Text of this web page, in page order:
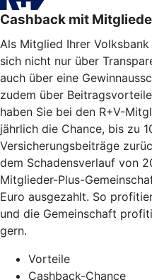
Cashback mit
Als Mitglied Ihrer
sich nicht nur über
auch über eine
zudem über
haben Sie bei den R+V-
jährlich die Chance, bis zu
Versicherungsbeiträge
dem Schadensverlauf von
Mitglieder-Plus-
Euro ausgezahlt. So
und die Gemeinschaft
gern.
Vorteile
Cashback-Chance